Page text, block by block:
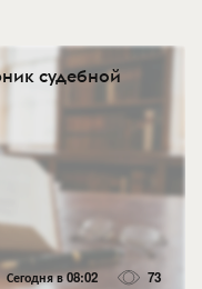
судебной
Сегодня в 08:02 73